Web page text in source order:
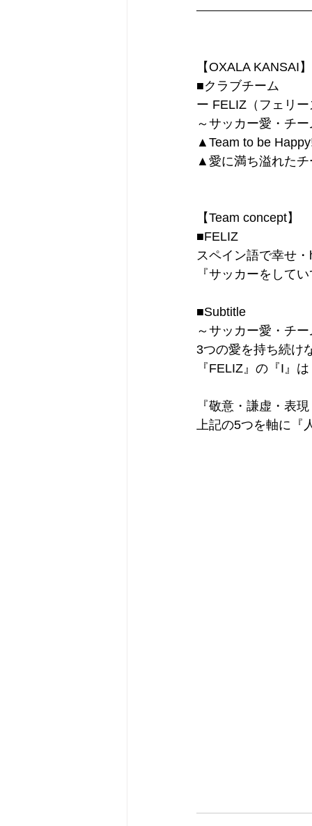
【OXALA KANSAI】
■クラブチーム
ー FELIZ（フェリ
～サッカー愛・チ
▲Team to be
▲愛に満ち溢れたチ
【Team concept】
■FELIZ
スペイン語で幸せ
『サッカーをして
■Subtitle
～サッカー愛・チ
3つの愛を持ち続け
『FELIZ』の『I』
『敬意・謙虚・表
上記の5つを軸に『